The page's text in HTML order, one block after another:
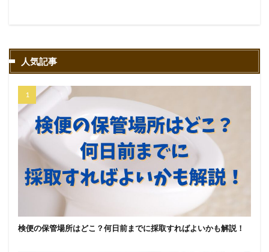
人気記事
検便の保管場所はどこ？何日前までに採取すればよいかも解説！